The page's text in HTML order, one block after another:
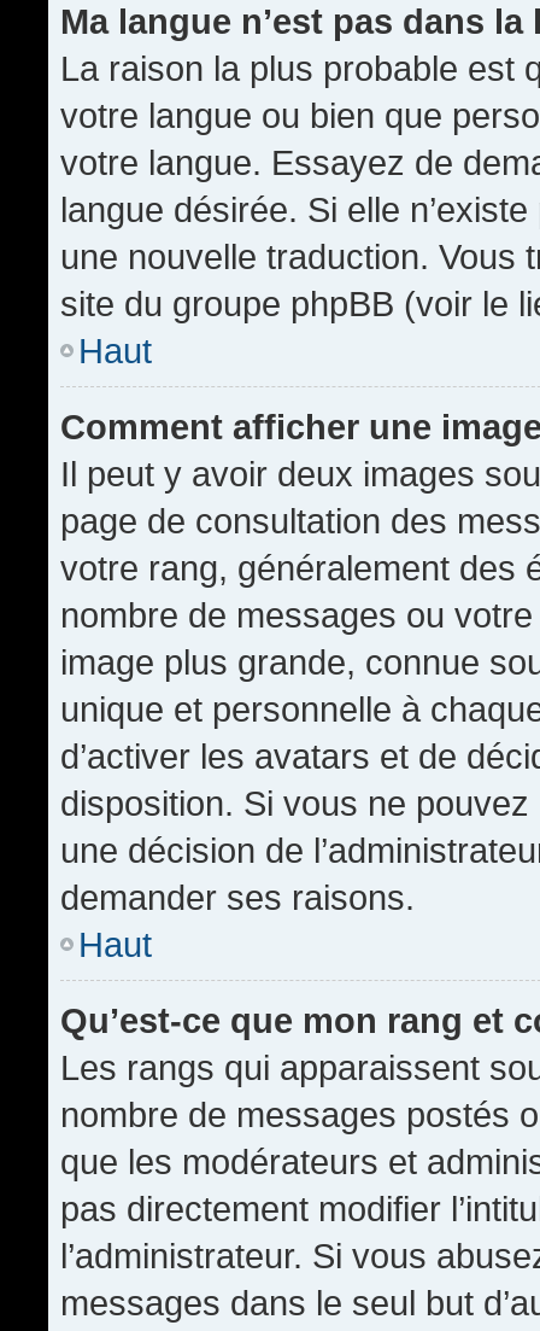
Ma langue n’est pas dans la
La raison la plus probable est
votre langue ou bien que
votre langue. Essayez de
langue désirée. Si elle
une nouvelle traduction. Vous
site du groupe phpBB (voir le
Haut
Comment afficher une
Il peut y avoir deux images
page de consultation des
votre rang, généralement des
nombre de messages ou
image plus grande, connue
unique et personnelle à
d’activer les avatars et de
disposition. Si vous ne pouvez
une décision de
demander ses raisons.
Haut
Qu’est-ce que mon rang et
Les rangs qui apparaissent
nombre de messages postés
que les modérateurs et
pas directement modifier
l’administrateur. Si vous
messages dans le seul but